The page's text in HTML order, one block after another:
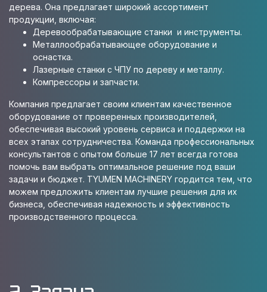
дерева. Она предлагает широкий ассортимент
продукции, включая:
Деревообрабатывающие станки и инструменты.
Металлообрабатывающее оборудование и
оснастка.
Лазерные станки с ЧПУ по дереву и металлу.
Компрессоры и запчасти.
Компания предлагает своим клиентам качественное
оборудование от проверенных производителей,
обеспечивая высокий уровень сервиса и поддержки на
всех этапах сотрудничества. Команда профессиональных
консультантов с опытом больше 17 лет всегда готова
помочь вам выбрать оптимальное решение под ваши
задачи и бюджет. TYUMEN MACHINERY гордится тем, что
можем предложить клиентам лучшие решения для их
бизнеса, обеспечивая надежность и эффективность
производственного процесса.